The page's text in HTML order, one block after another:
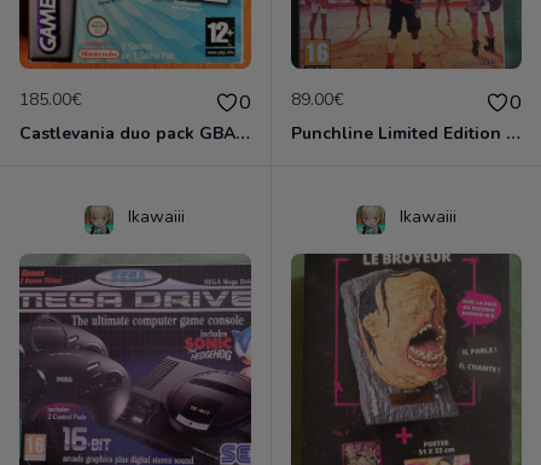
185.00€ 0
Castlevania duo pack GBA complet VF
89.00€ 0
Punchline Limited Edition EUR Neuf sous Blister
Ikawaiii Ikawaiii